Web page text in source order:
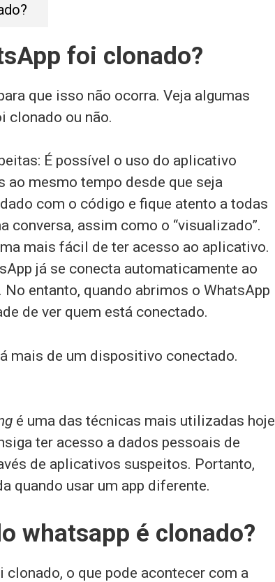
foi clonado?
que isso não ocorra. Veja algumas
clonado ou não.
É possível o uso do aplicativo
mesmo tempo desde que seja
com o código e fique atento a todas
conversa, assim como o “visualizado”.
mais fácil de ter acesso ao aplicativo.
já se conecta automaticamente ao
entanto, quando abrimos o WhatsApp
de ver quem está conectado.
mais de um dispositivo conectado.
é uma das técnicas mais utilizadas hoje
ter acesso a dados pessoais de
de aplicativos suspeitos. Portanto,
quando usar um app diferente.
whatsapp é clonado?
o que pode acontecer com a